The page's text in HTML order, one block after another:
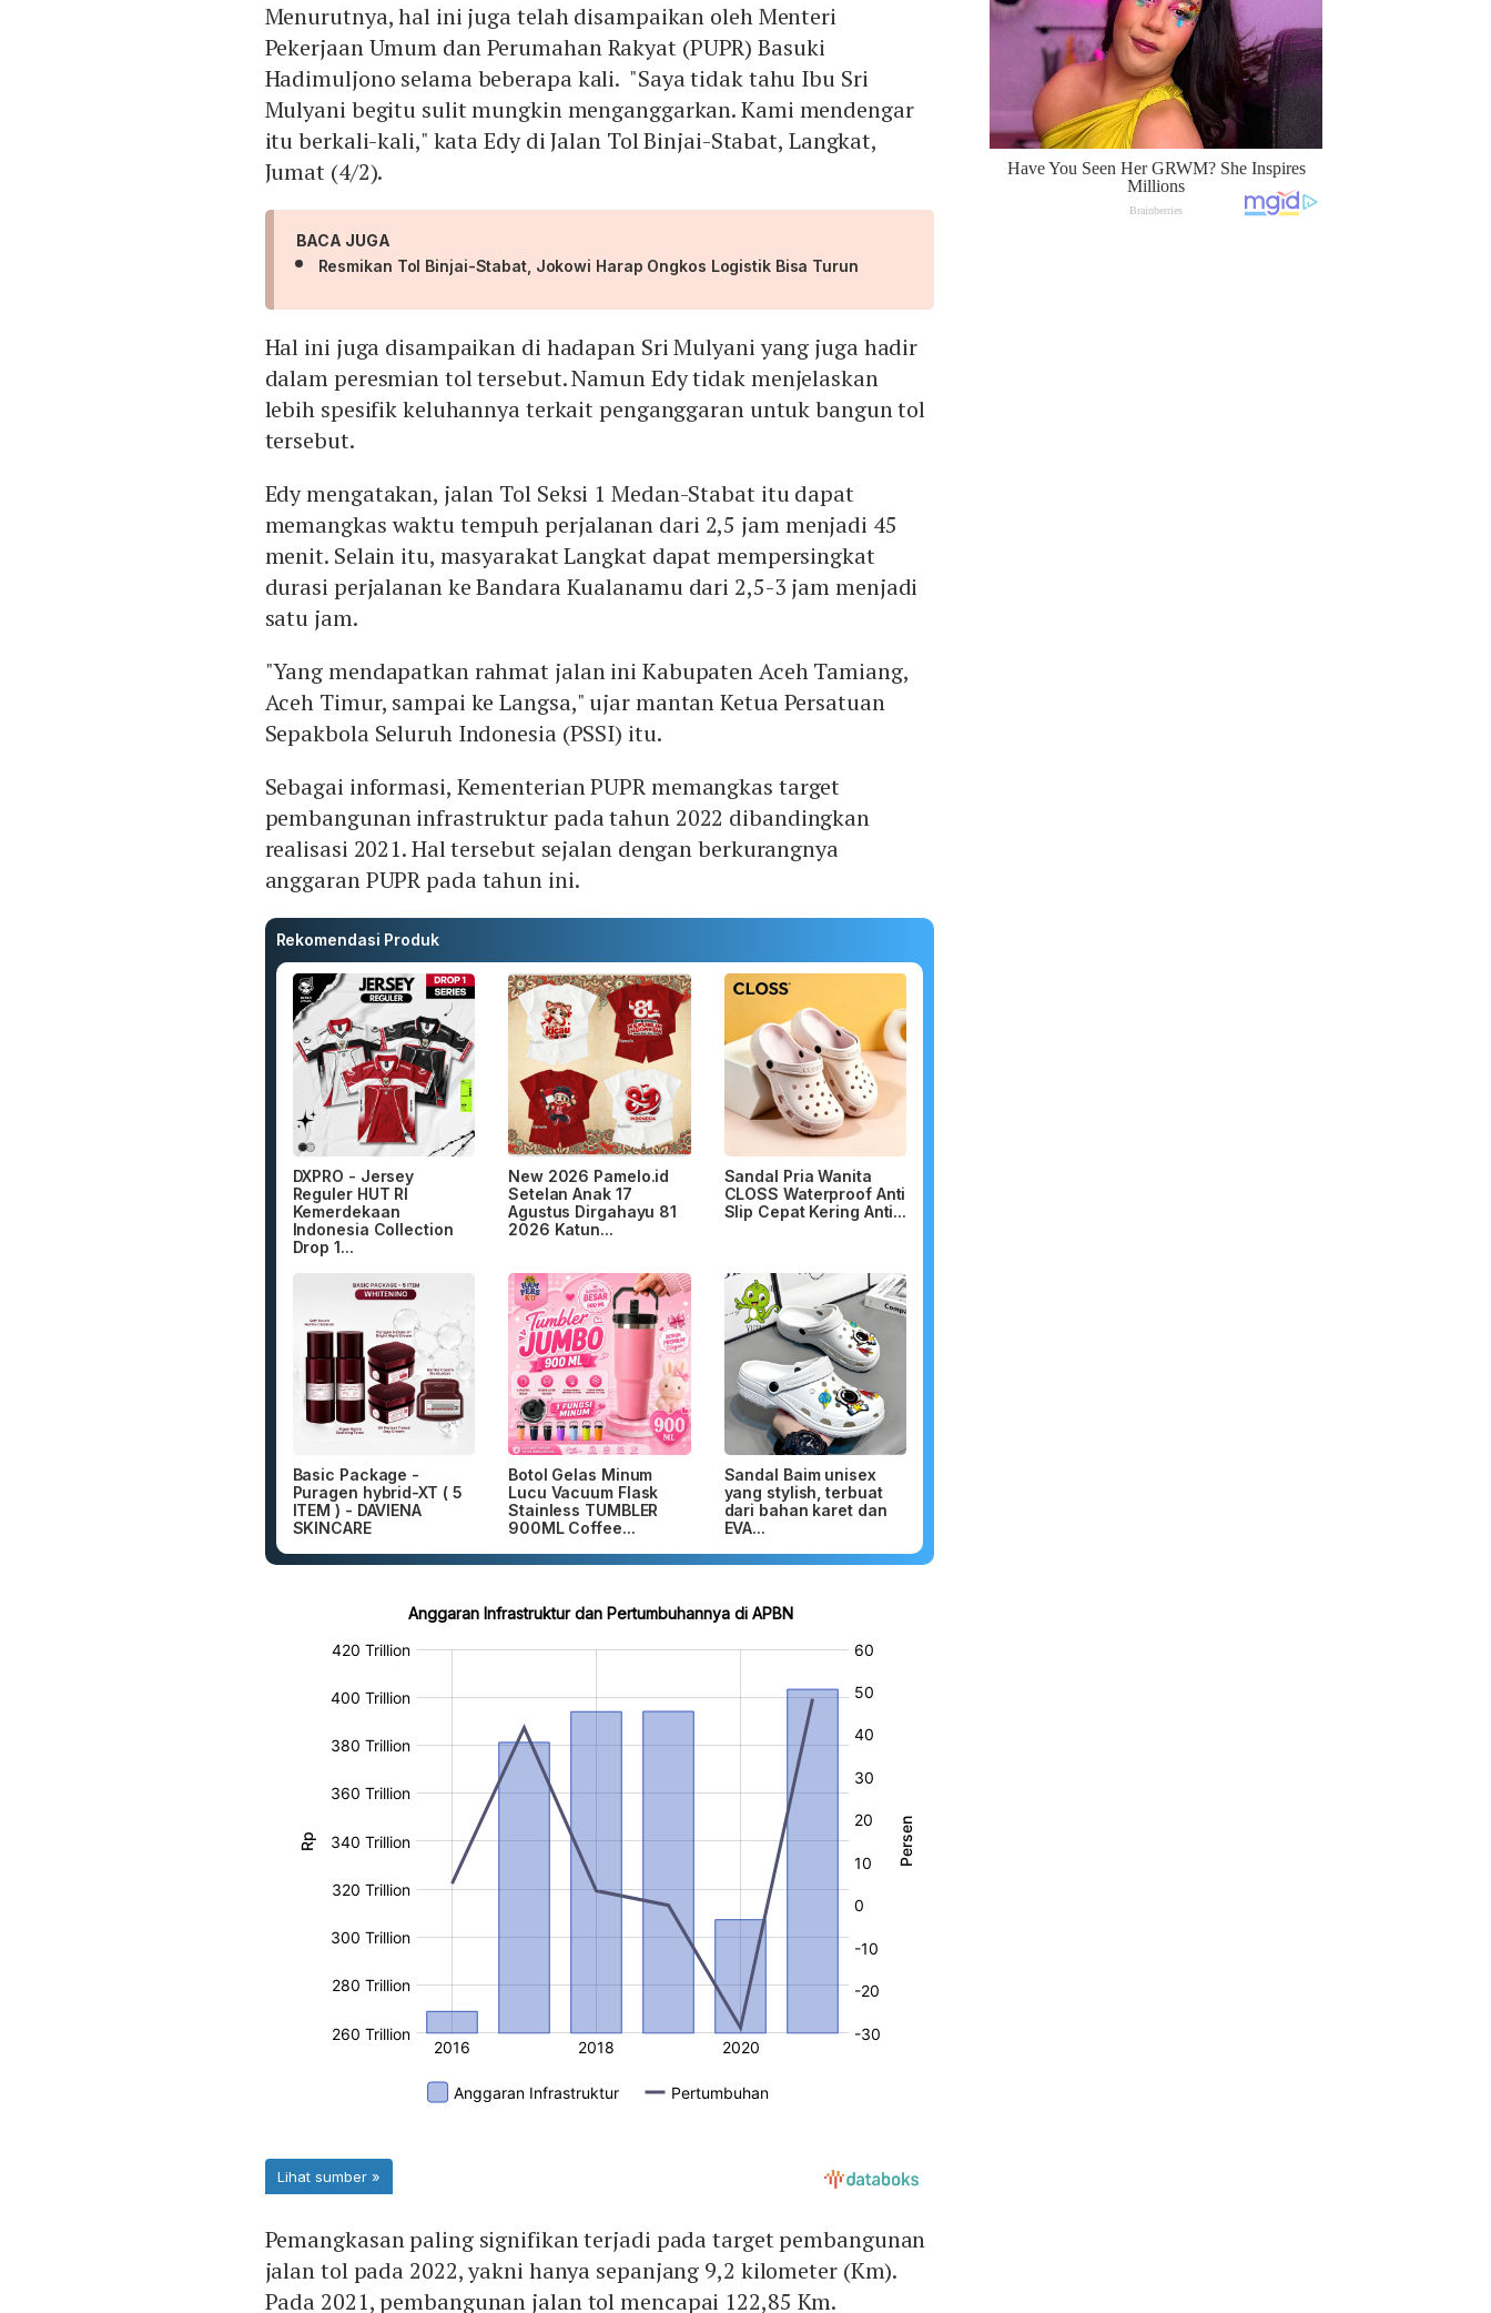
Menurutnya, hal ini juga telah disampaikan oleh Menteri
Pekerjaan Umum dan Perumahan Rakyat (PUPR) Basuki
Hadimuljono selama beberapa kali. "Saya tidak tahu Ibu Sri
Mulyani begitu sulit mungkin menganggarkan. Kami mendengar
itu berkali-kali," kata Edy di Jalan Tol Binjai-Stabat, Langkat,
Jumat (4/2).
BACA JUGA
Resmikan Tol Binjai-Stabat, Jokowi Harap Ongkos Logistik Bisa Turun
Hal ini juga disampaikan di hadapan Sri Mulyani yang juga hadir
dalam peresmian tol tersebut. Namun Edy tidak menjelaskan
lebih spesifik keluhannya terkait penganggaran untuk bangun tol
tersebut.
Edy mengatakan, jalan Tol Seksi 1 Medan-Stabat itu dapat
memangkas waktu tempuh perjalanan dari 2,5 jam menjadi 45
menit. Selain itu, masyarakat Langkat dapat mempersingkat
durasi perjalanan ke Bandara Kualanamu dari 2,5-3 jam menjadi
satu jam.
"Yang mendapatkan rahmat jalan ini Kabupaten Aceh Tamiang,
Aceh Timur, sampai ke Langsa," ujar mantan Ketua Persatuan
Sepakbola Seluruh Indonesia (PSSI) itu.
Sebagai informasi, Kementerian PUPR memangkas target
pembangunan infrastruktur pada tahun 2022 dibandingkan
realisasi 2021. Hal tersebut sejalan dengan berkurangnya
anggaran PUPR pada tahun ini.
Rekomendasi Produk
DXPRO - Jersey
Reguler HUT RI
Kemerdekaan
Indonesia Collection
Drop 1...
New 2026 Pamelo.id
Setelan Anak 17
Agustus Dirgahayu 81
2026 Katun...
Sandal Pria Wanita
CLOSS Waterproof Anti
Slip Cepat Kering Anti...
Basic Package -
Puragen hybrid-XT ( 5
ITEM ) - DAVIENA
SKINCARE
Botol Gelas Minum
Lucu Vacuum Flask
Stainless TUMBLER
900ML Coffee...
Sandal Baim unisex
yang stylish, terbuat
dari bahan karet dan
EVA...
Pemangkasan paling signifikan terjadi pada target pembangunan
jalan tol pada 2022, yakni hanya sepanjang 9,2 kilometer (Km).
Pada 2021, pembangunan jalan tol mencapai 122,85 Km.